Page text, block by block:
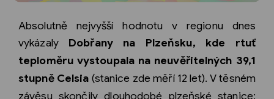
Absolutně nejvyšší hodnotu v regionu dnes
vykázaly Dobřany na Plzeňsku, kde rtuť
teploměru vystoupala na neuvěřitelných 39,1
stupně Celsia (stanice zde měří 12 let). V těsném
závěsu skončily dlouhodobé plzeňské stanice: